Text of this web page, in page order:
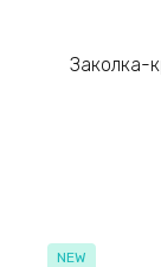
Заколка-краб для волос из металла
NEW